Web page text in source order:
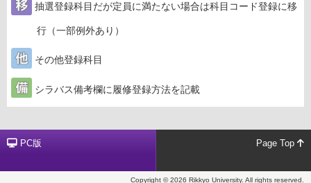
抽選登録科目だが定員に満たない場合は科目コード登録に移
行（一部例外あり）
その他登録科目
シラバス備考欄に履修登録方法を記載
PC版 Page Top
Copyright © 2026 Rikkyo University. All rights reserved.